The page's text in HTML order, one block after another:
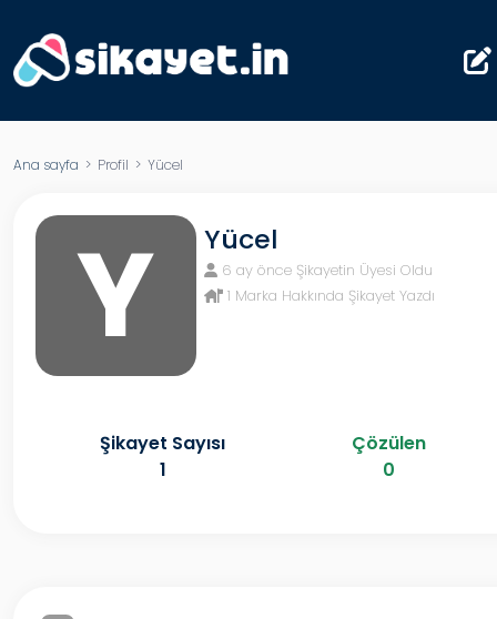
Ana sayfa > Profil > Yücel
Y Yücel
6 ay önce Şikayetin Üyesi Oldu
1 Marka Hakkında Şikayet Yazdı
Şikayet Sayısı
1
Çözülen
0